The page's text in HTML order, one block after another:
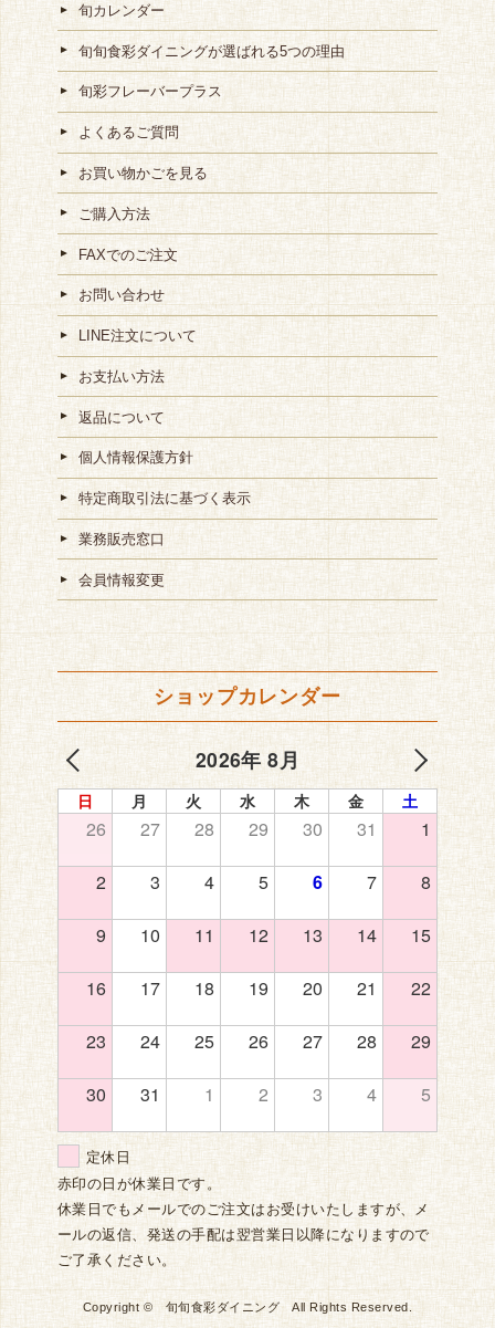
旬カレンダー
旬旬食彩ダイニングが選ばれる5つの理由
旬彩フレーバープラス
よくあるご質問
お買い物かごを見る
ご購入方法
FAXでのご注文
お問い合わせ
LINE注文について
お支払い方法
返品について
個人情報保護方針
特定商取引法に基づく表示
業務販売窓口
会員情報変更
ショップカレンダー
2026年 8月
日 月 火 水 木 金 土
26 27 28 29 30 31 1
2 3 4 5 6 7 8
9 10 11 12 13 14 15
16 17 18 19 20 21 22
23 24 25 26 27 28 29
30 31 1 2 3 4 5
定休日
赤印の日が休業日です。
休業日でもメールでのご注文はお受けいたしますが、メ
ールの返信、発送の手配は翌営業日以降になりますので
ご了承ください。
Copyright © 旬旬食彩ダイニング All Rights Reserved.